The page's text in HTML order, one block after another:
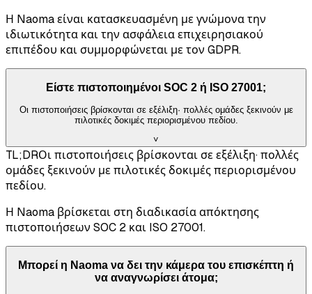
Η Naoma είναι κατασκευασμένη με γνώμονα την
ιδιωτικότητα και την ασφάλεια επιχειρησιακού
επιπέδου και συμμορφώνεται με τον GDPR.
Είστε πιστοποιημένοι SOC 2 ή ISO 27001;
Οι πιστοποιήσεις βρίσκονται σε εξέλιξη· πολλές ομάδες ξεκινούν με
πιλοτικές δοκιμές περιορισμένου πεδίου.
˅
TL;DRΟι πιστοποιήσεις βρίσκονται σε εξέλιξη· πολλές
ομάδες ξεκινούν με πιλοτικές δοκιμές περιορισμένου
πεδίου.
Η Naoma βρίσκεται στη διαδικασία απόκτησης
πιστοποιήσεων SOC 2 και ISO 27001.
Μπορεί η Naoma να δει την κάμερα του επισκέπτη ή
να αναγνωρίσει άτομα;